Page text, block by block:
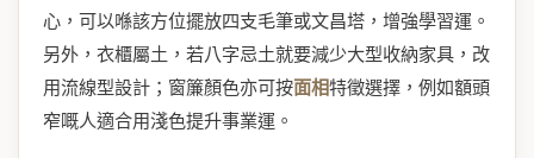
心，可以喺該方位擺放四支毛筆或文昌塔，增強學習運。
另外，衣櫃屬土，若八字忌土就要減少大型收納家具，改
用流線型設計；窗簾顏色亦可按面相特徵選擇，例如額頭
窄嘅人適合用淺色提升事業運。